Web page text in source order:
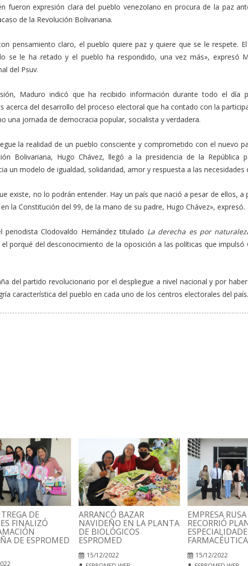
fueron expresión clara del pueblo venezolano en procura de la paz
de la Revolución Bolivariana.
pensamiento claro, el pueblo quiere paz y quiere que se le respete.
se le ha retado y el pueblo ha respondido, una vez más», expresó
del Psuv.
Maduro indicó que ha recibido información durante todo el día
acerca del desarrollo del proceso electoral que ha contado con la
una jornada de democracia popular, socialista y verdadera.
la realidad de un pueblo consciente y comprometido con el nuevo
Bolivariana, Hugo Chávez, llegó a la presidencia de la República
un modelo de igualdad, solidaridad, amor y respuesta a las necesidades
existe, no lo podrán entender. Hay un país que nació a pesar de ellos, a
la Constitución del 99, de la mano de su padre, Hugo Chávez», expresó.
Clodovaldo Hernández titulado La derecha es por
porqué del desconocimiento de la oposición a las políticas que impulsó
del partido revolucionario por el despliegue a nivel nacional y por
característica del pueblo en cada uno de los centros electorales del país.
DE
FINALIZÓ
DE ESPROMED
ARRANCÓ BAZAR
NAVIDEÑO EN LA PLANTA
DE BIOLÓGICOS
ESPROMED
15/12/2022
EMPRESA
RECORRIÓ
15/12/2022